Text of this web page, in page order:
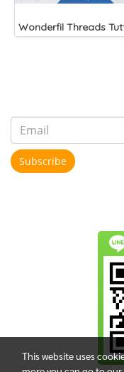
Subscribe
This website uses